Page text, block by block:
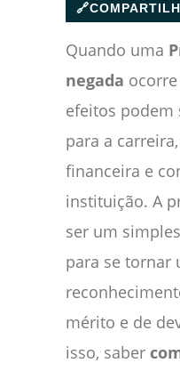
🔗
Quando uma
negada
efeitos podem
para a
financeira e
instituição. A
ser um
para se tornar
mérito e de
isso, saber